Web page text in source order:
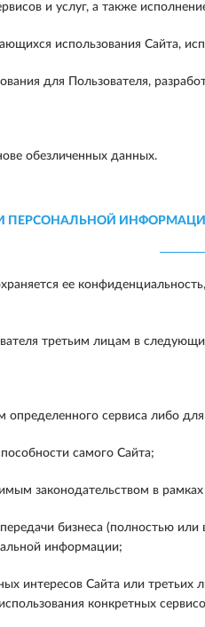
и услуг, а также
использования Сайта,
для Пользователя,
обезличенных данных.
ПЕРСОНАЛЬНОЙ
ее
третьим лицам в
определенного сервиса либо
самого Сайта;
законодательством в
бизнеса (полностью
информации;
интересов Сайта или третьих
конкретных